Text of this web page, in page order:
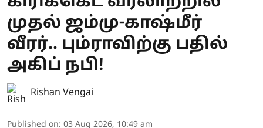
முதல் ஜம்மு-காஷ்மீர்
வீரர்.. பும்ராவிற்கு பதில்
அகிப் நபி!
Rishan Vengai
Published on: 03 Aug 2026, 10:49 am